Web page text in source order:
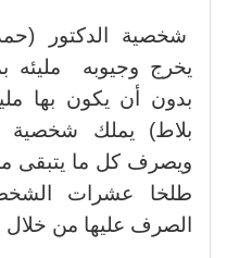
شخصية الدكتور
يخرج وجيوبه مليئه
بدون أن يكون بها
بلاط) يملك شخصية
ويصرف كل ما يتبقى
طلخا عشرات
الصرف عليها من خلال